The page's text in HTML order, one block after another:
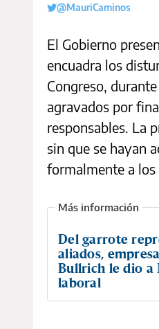
@MauriCaminos
El Gobierno
encuadra los
Congreso, durante
agravados por
responsables. La
sin que se hayan
formalmente a los
Del garrote
aliados,
Bullrich le dio a
laboral